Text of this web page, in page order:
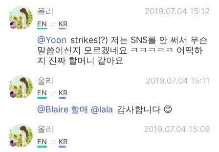
올리 2019.07.04 15:12
EN KR
@Yoon strikes(?) 저는 SNS를 안 써서 무슨
말씀이신지 모르겠네요 ㅋㅋㅋㅋㅋ 어떡하
지 진짜 할머니 같아요
올리 2019.07.04 15:11
EN KR
@Blaire 할매 @lala 감사합니다 😊
올리 2019.07.04 15:09
EN KR